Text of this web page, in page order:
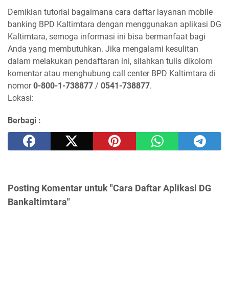
Demikian tutorial bagaimana cara daftar layanan mobile
banking BPD Kaltimtara dengan menggunakan aplikasi DG
Kaltimtara, semoga informasi ini bisa bermanfaat bagi
Anda yang membutuhkan. Jika mengalami kesulitan
dalam melakukan pendaftaran ini, silahkan tulis dikolom
komentar atau menghubung call center BPD Kaltimtara di
nomor0-800-1-738877 / 0541-738877.
Lokasi:
Berbagi :
Posting Komentar untuk "Cara Daftar Aplikasi DG
Bankaltimtara"